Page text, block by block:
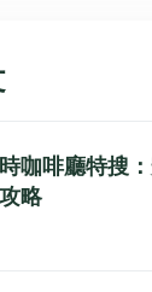
咖啡廳特搜
略